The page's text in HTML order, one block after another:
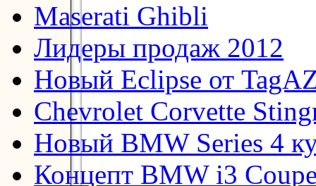
Maserati Ghibli
Лидеры продаж 2012
Новый Eclipse от
Chevrolet Corvette
Новый BMW Series 4
Концепт BMW i3